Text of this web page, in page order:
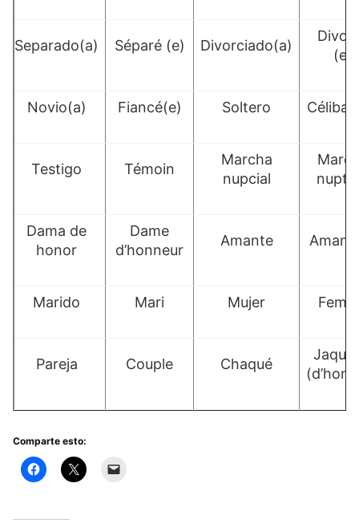
Separado(a) Séparé (e) Divorciado(a)
(e)
Novio(a) Fiancé(e) Soltero
Testigo Témoin
Marcha
nupcial
Dama de
honor
Dame
d’honneur
Amante Amant
Marido Mari Mujer
Pareja Couple Chaqué
Comparte esto: